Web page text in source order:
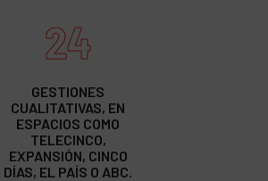
24
GESTIONES
CUALITATIVAS, EN
ESPACIOS COMO
TELECINCO,
EXPANSIÓN, CINCO
DÍAS, EL PAÍS O ABC.